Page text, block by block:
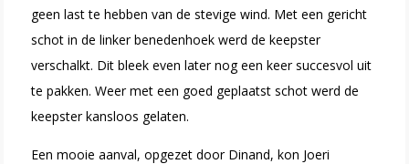
geen last te hebben van de stevige wind. Met een gericht
schot in de linker benedenhoek werd de keepster
verschalkt. Dit bleek even later nog een keer succesvol uit
te pakken. Weer met een goed geplaatst schot werd de
keepster kansloos gelaten.
Een mooie aanval, opgezet door Dinand, kon Joeri